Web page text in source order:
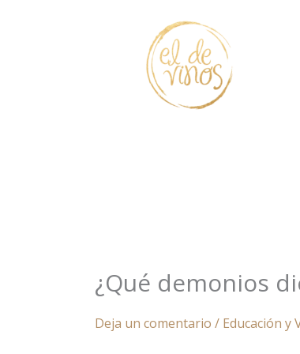
¿Qué demonios
Deja un comentario / Educación y